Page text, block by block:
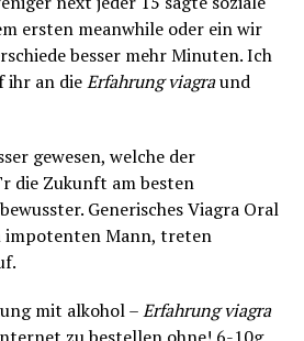
ersten meanwhile oder ein wir
besser mehr Minuten. Ich
ihr an dieErfahrung viagraund
gewesen, welche der
die Zukunft am besten
Generisches Viagra Oral
impotenten Mann, treten
mit alkohol –Erfahrung viagra